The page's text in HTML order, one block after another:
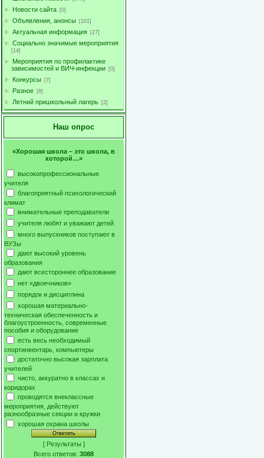
Новости сайта [0]
Объявления, анонсы [101]
Актуальная информация [27]
Социально значимые мероприятия
[14]
Мероприятия по профилактике
зависимостей и ВИЧ-инфекции [0]
Конкурсы [7]
Разное [8]
Летний пришкольный лагерь [2]
Наш опрос
«Хорошая школа – это школа, в
которой…»
высокопрофессиональные
учителя
благоприятный психологический
климат
внимательные преподаватели
учителя любят и уважают детей
много выпускников поступают в
ВУЗы
дают высокий уровень
образования
дают всестороннее образование
нет «двоечников»
порядок и дисциплина
хорошая материально-
техническая обеспеченность и
благоустроенность, современные
пособия и оборудование
есть весь необходимый
спортинвентарь, компьютеры
достаточно высокая зарплата
учителей
чисто, аккуратно в классах и
коридорах
проводятся внеклассные
мероприятия, действуют
разнообразные секции и кружки
хорошая охрана школы
[ Результаты ]
Всего ответов: 3088